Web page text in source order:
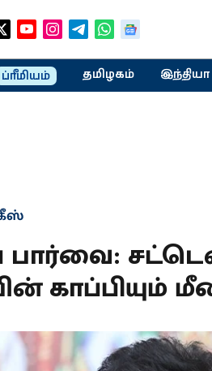
ப்ரீமியம் தமிழகம் இந்தியா
பார்வை:
காப்பியும்